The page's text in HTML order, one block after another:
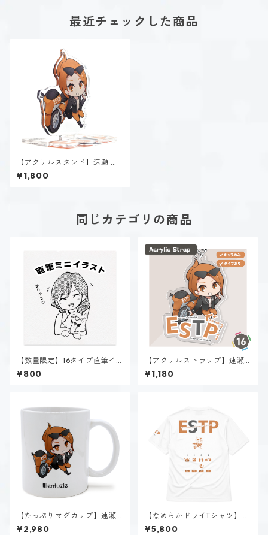
最近チェックした商品
【アクリルスタンド】速瀬 美
姫（ESTP）
¥1,800
同じカテゴリの商品
【数量限定】16タイプ直筆イ
ラスト
¥800
【アクリルストラップ】速瀬
美姫（ESTP）
¥1,180
【たっぷりマグカップ】速瀬
美姫（ESTP）
¥2,980
【なめらかドライTシャツ】速
瀬 美姫（ESTP）｜ホワイト
¥5,800